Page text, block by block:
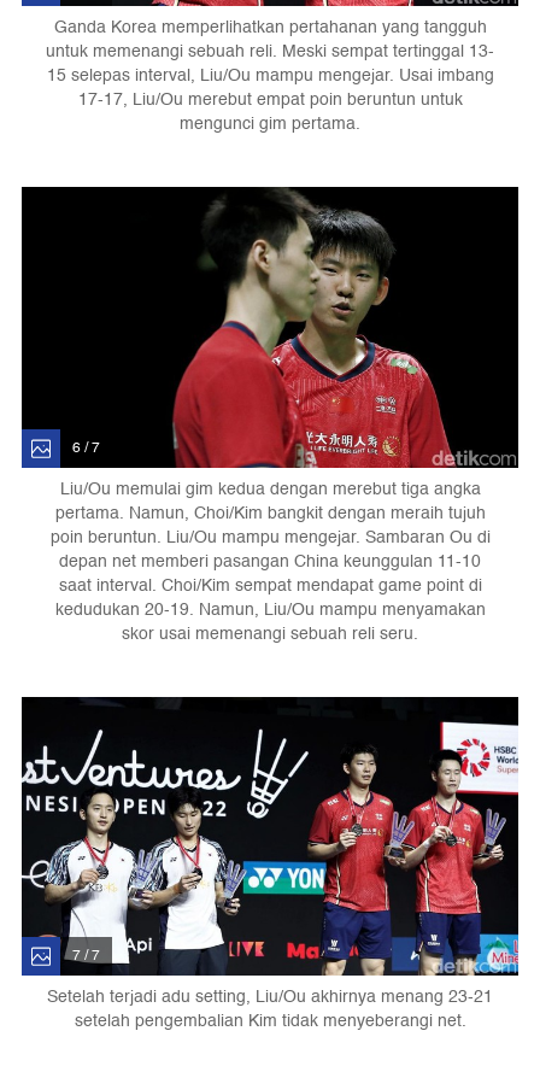
Ganda Korea memperlihatkan pertahanan yang tangguh
untuk memenangi sebuah reli. Meski sempat tertinggal 13-
15 selepas interval, Liu/Ou mampu mengejar. Usai imbang
17-17, Liu/Ou merebut empat poin beruntun untuk
mengunci gim pertama.
6 / 7
Liu/Ou memulai gim kedua dengan merebut tiga angka
pertama. Namun, Choi/Kim bangkit dengan meraih tujuh
poin beruntun. Liu/Ou mampu mengejar. Sambaran Ou di
depan net memberi pasangan China keunggulan 11-10
saat interval. Choi/Kim sempat mendapat game point di
kedudukan 20-19. Namun, Liu/Ou mampu menyamakan
skor usai memenangi sebuah reli seru.
7 / 7
Setelah terjadi adu setting, Liu/Ou akhirnya menang 23-21
setelah pengembalian Kim tidak menyeberangi net.